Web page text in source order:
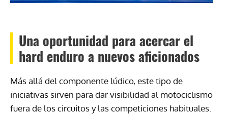
Una oportunidad para acercar el
hard enduro a nuevos aficionados
Más allá del componente lúdico, este tipo de
iniciativas sirven para dar visibilidad al motociclismo
fuera de los circuitos y las competiciones habituales.